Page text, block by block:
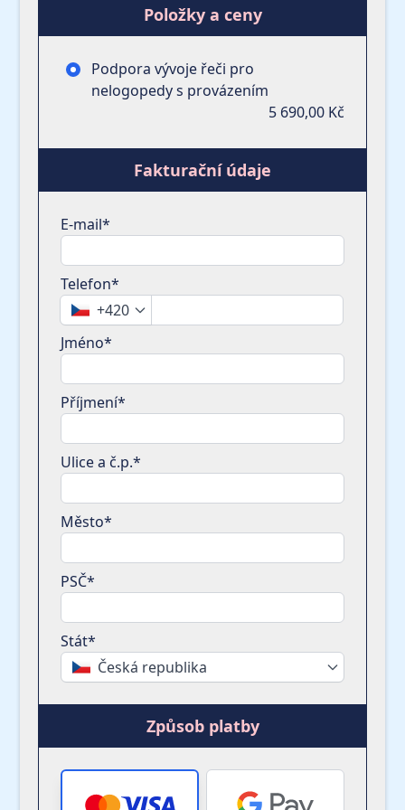
Položky a ceny
Podpora vývoje řeči pro
nelogopedy s provázením
5 690,00 Kč
Fakturační údaje
E-mail*
Telefon*
+420
Jméno*
Příjmení*
Ulice a č.p.*
Město*
PSČ*
Stát*
Česká republika
Způsob platby